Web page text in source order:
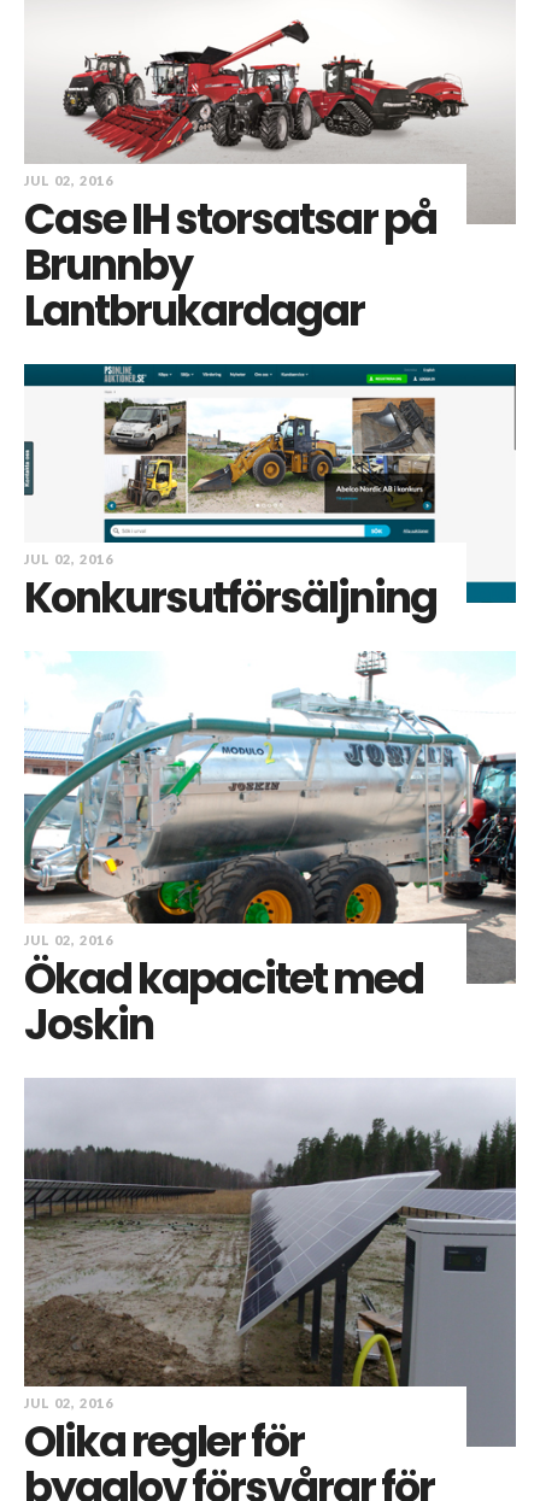
JUL 02, 2016
Case IH storsatsar på
Brunnby
Lantbrukardagar
JUL 02, 2016
Konkursutförsäljning
JUL 02, 2016
Ökad kapacitet med
Joskin
JUL 02, 2016
Olika regler för
bygglov försvårar för